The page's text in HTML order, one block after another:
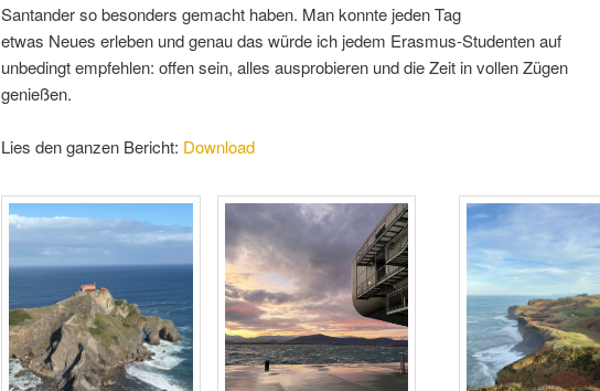
Santander so besonders gemacht haben. Man konnte jeden Tag
etwas Neues erleben und genau das würde ich jedem Erasmus-Studenten auf
unbedingt empfehlen: offen sein, alles ausprobieren und die Zeit in vollen Zügen
genießen.
Lies den ganzen Bericht: Download